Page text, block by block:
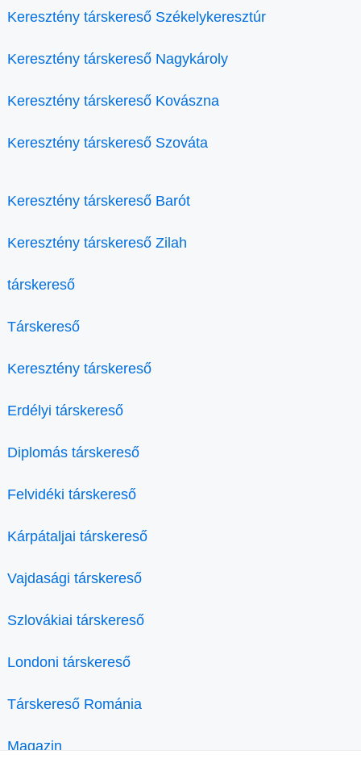
Keresztény társkereső Székelykeresztúr
Keresztény társkereső Nagykároly
Keresztény társkereső Kovászna
Keresztény társkereső Szováta
Keresztény társkereső Barót
Keresztény társkereső Zilah
társkereső
Társkereső
Keresztény társkereső
Erdélyi társkereső
Diplomás társkereső
Felvidéki társkereső
Kárpátaljai társkereső
Vajdasági társkereső
Szlovákiai társkereső
Londoni társkereső
Társkereső Románia
Magazin